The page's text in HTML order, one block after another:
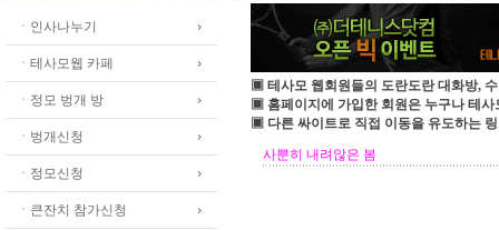
ㆍ인사나누기
ㆍ테사모웹 카페
ㆍ정모 벙개 방
ㆍ벙개신청
ㆍ정모신청
ㆍ큰잔치 참가신청
▣ 테사모 웹회원들의 도란도란 대화방,
▣ 홈페이지에 가입한 회원은 누구나 테사
▣ 다른 싸이트로 직접 이동을 유도하는
사뿐히 내려않은 봄